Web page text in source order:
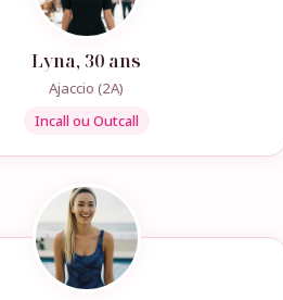
Lyna, 30 ans
Ajaccio (2A)
Incall ou Outcall